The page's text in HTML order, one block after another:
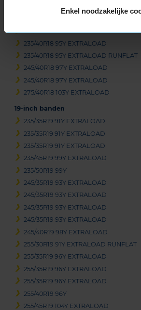
Enkel noodzakelijke
235/40R18 95Y EXTRALOAD
235/40R18 95Y EXTRALOAD
235/40R18 95Y EXTRALOAD RUNFLAT
245/40R18 97Y EXTRALOAD
245/40R18 97Y EXTRALOAD
275/40R18 103Y EXTRALOAD
19-inch banden
235/35R19 91Y EXTRALOAD
235/35R19 91Y EXTRALOAD
235/35R19 91Y EXTRALOAD
235/45R19 99Y EXTRALOAD
235/50R19 99Y
245/35R19 93Y EXTRALOAD
245/35R19 93Y EXTRALOAD
245/35R19 93Y EXTRALOAD
245/35R19 93Y EXTRALOAD
245/40R19 98Y EXTRALOAD
255/30R19 91Y EXTRALOAD RUNFLAT
255/35R19 96Y EXTRALOAD
255/35R19 96Y EXTRALOAD
255/35R19 96Y EXTRALOAD
255/40R19 96Y
255/45R19 104Y EXTRALOAD